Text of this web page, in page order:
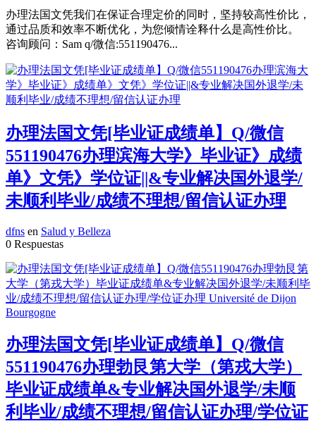
办理法国文凭我们在保证合理定价的同时，坚持较高性价比，
通过品质和效率不断优化，为您倾情诠释什么是高性价比。
咨询顾问：Sam q/微信:551190476...
办理法国文凭[毕业证成绩单】Q/微信
551190476办理滨海大学》毕业证》成绩
单》文凭》学位证||&专业解决国外退学/
未顺利毕业/成绩不理想/留信认证办理
dfns en Salud y Belleza
0 Respuestas
办理法国文凭[毕业证成绩单】Q/微信
551190476办理勃艮第大学（第戎大学）
毕业证成绩单&专业解决国外退学/未顺
利毕业/成绩不理想/留信认证办理/学位证